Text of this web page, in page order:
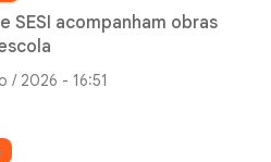
SESI acompanham obras
/ 2026 - 16:51